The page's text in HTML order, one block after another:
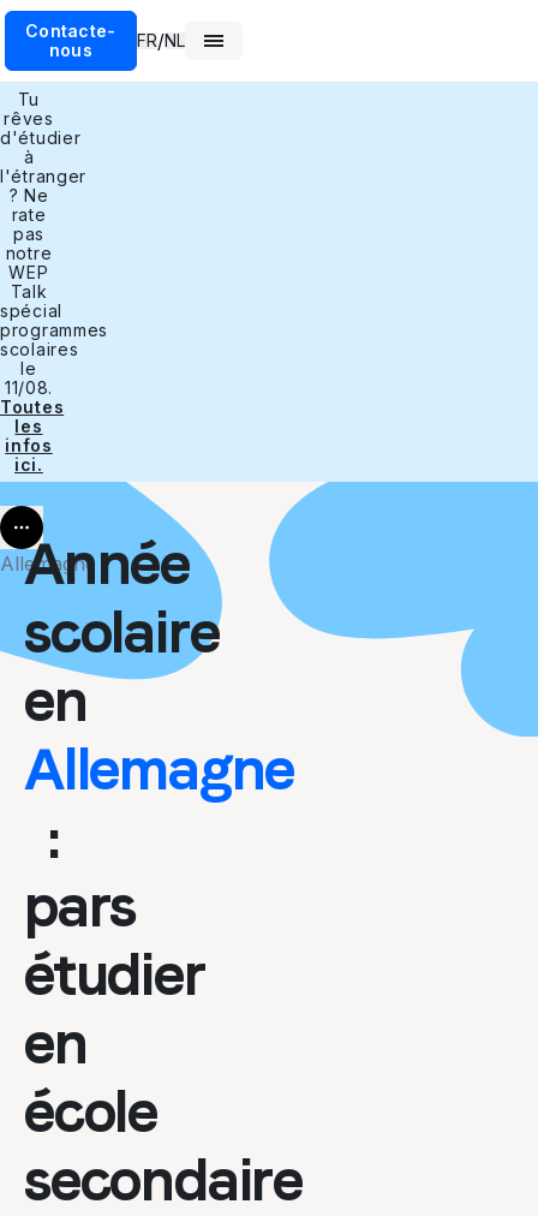
Contacte-
nous
FR/NL
Tu
rêves
d'étudier
à
l'étranger
? Ne
rate
pas
notre
WEP
Talk
spécial
programmes
scolaires
le
11/08.
Toutes
les
infos
ici.
More
Allemagne
Année
scolaire
en
Allemagne
:
pars
étudier
en
école
secondaire